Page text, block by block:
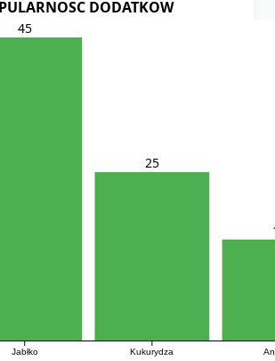
DODATKOW
Jabłko Kukurydza
45
25